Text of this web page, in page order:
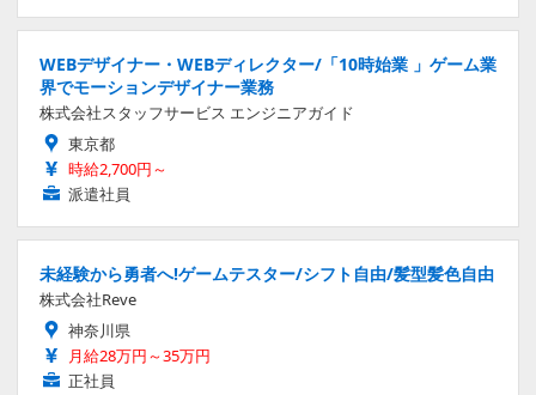
WEBデザイナー・WEBディレクター/「10時始業 」ゲーム業
界でモーションデザイナー業務
株式会社スタッフサービス エンジニアガイド
東京都
時給2,700円～
派遣社員
未経験から勇者へ!ゲームテスター/シフト自由/髪型髪色自由
株式会社Reve
神奈川県
月給28万円～35万円
正社員